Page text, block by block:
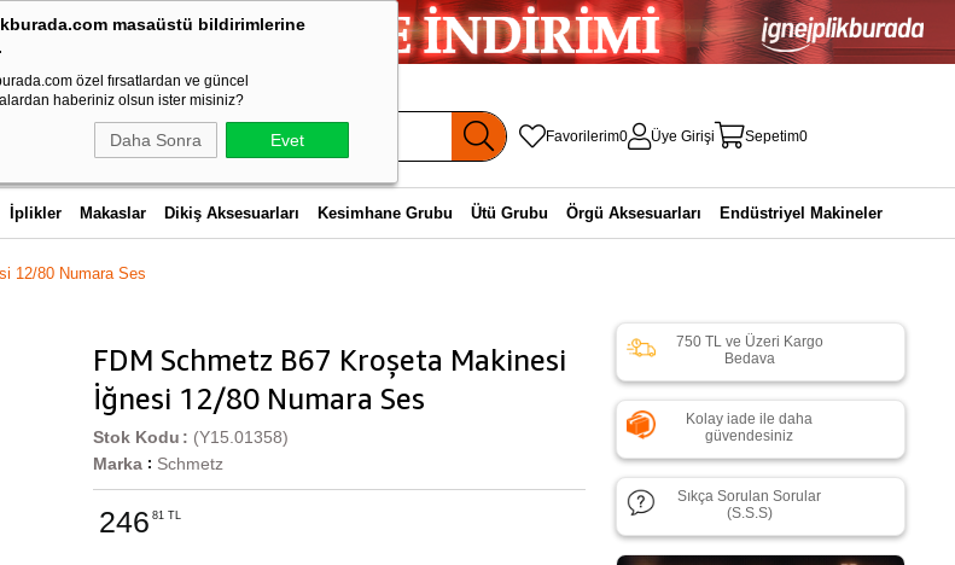
masaüstü bildirimlerine
özel fırsatlardan ve güncel
haberiniz olsun ister misiniz?
Daha Sonra Evet Favorilerim0 Üye Girişi Sepetim0
İplikler Makaslar Dikiş Aksesuarları Kesimhane Grubu Ütü Grubu Örgü Aksesuarları Endüstriyel Makineler
12/80 Numara Ses
FDM Schmetz B67 Kroşeta Makinesi
İğnesi 12/80 Numara Ses
(Y15.01358)
Stok Kodu
Marka : Schmetz
246 81 TL
750 TL ve Üzeri Kargo
Bedava
Kolay iade ile daha
güvendesiniz
Sıkça Sorulan Sorular
(S.S.S)